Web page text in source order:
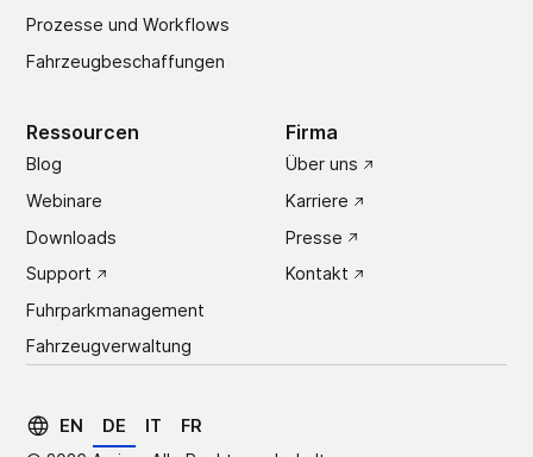
Prozesse und Workflows
Fahrzeugbeschaffungen
Ressourcen
Blog
Webinare
Downloads
Support
Fuhrparkmanagement
Fahrzeugverwaltung
Firma
Über uns
Karriere
Presse
Kontakt
EN DE IT
FR